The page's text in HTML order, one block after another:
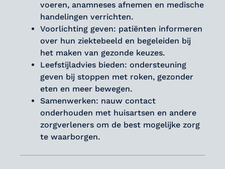
voeren, anamneses afnemen en medische
handelingen verrichten.
Voorlichting geven: patiënten informeren
over hun ziektebeeld en begeleiden bij
het maken van gezonde keuzes.
Leefstijladvies bieden: ondersteuning
geven bij stoppen met roken, gezonder
eten en meer bewegen.
Samenwerken: nauw contact
onderhouden met huisartsen en andere
zorgverleners om de best mogelijke zorg
te waarborgen.